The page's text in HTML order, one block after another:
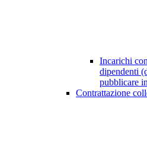
Incarichi
dipendenti
pubblicare
Contrattazione